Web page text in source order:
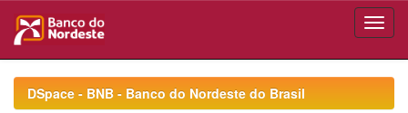
navigationDSpace - BNB - Banco do Nordeste do Brasil